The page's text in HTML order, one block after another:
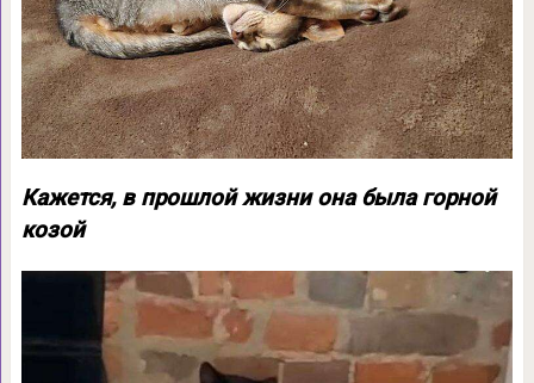
Кажется, в прошлой жизни она была горной
козой